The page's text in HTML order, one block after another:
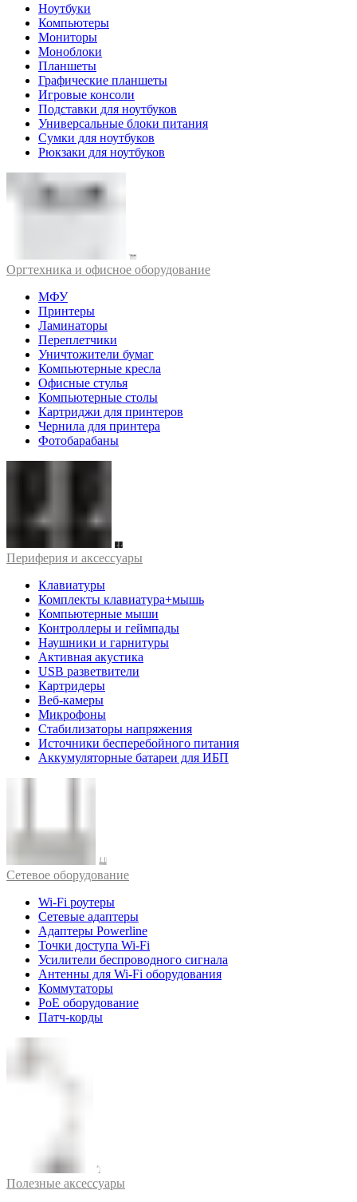
Ноутбуки
Компьютеры
Мониторы
Моноблоки
Планшеты
Графические планшеты
Игровые консоли
Подставки для ноутбуков
Универсальные блоки питания
Сумки для ноутбуков
Рюкзаки для ноутбуков
Оргтехника и офисное оборудование
МФУ
Принтеры
Ламинаторы
Переплетчики
Уничтожители бумаг
Компьютерные кресла
Офисные стулья
Компьютерные столы
Картриджи для принтеров
Чернила для принтера
Фотобарабаны
Периферия и аксессуары
Клавиатуры
Комплекты клавиатура+мышь
Компьютерные мыши
Контроллеры и геймпады
Наушники и гарнитуры
Активная акустика
USB разветвители
Картридеры
Веб-камеры
Микрофоны
Стабилизаторы напряжения
Источники бесперебойного питания
Аккумуляторные батареи для ИБП
Cетевое оборудование
Wi-Fi роутеры
Сетевые адаптеры
Адаптеры Powerline
Точки доступа Wi-Fi
Усилители беспроводного сигнала
Антенны для Wi-Fi оборудования
Коммутаторы
PoE оборудование
Патч-корды
Полезные аксессуары